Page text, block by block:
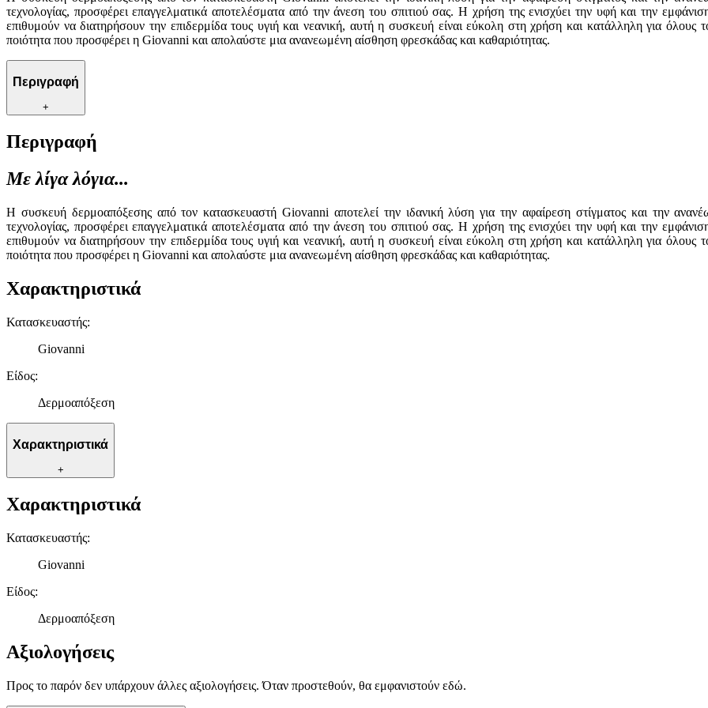
τεχνολογίας, προσφέρει επαγγελματικά αποτελέσματα από την άνεση του σπιτιού σας. Η χρήση της ενισχύει την υφή και την
επιθυμούν να διατηρήσουν την επιδερμίδα τους υγιή και νεανική, αυτή η συσκευή είναι εύκολη στη χρήση και κατάλληλη για όλους
ποιότητα που προσφέρει η Giovanni και απολαύστε μια ανανεωμένη αίσθηση φρεσκάδας και καθαριότητας.
Περιγραφή
+
Περιγραφή
Με λίγα λόγια...
Η συσκευή δερμοαπόξεσης από τον κατασκευαστή Giovanni αποτελεί την ιδανική λύση για την αφαίρεση στίγματος και την
τεχνολογίας, προσφέρει επαγγελματικά αποτελέσματα από την άνεση του σπιτιού σας. Η χρήση της ενισχύει την υφή και την
επιθυμούν να διατηρήσουν την επιδερμίδα τους υγιή και νεανική, αυτή η συσκευή είναι εύκολη στη χρήση και κατάλληλη για όλους
ποιότητα που προσφέρει η Giovanni και απολαύστε μια ανανεωμένη αίσθηση φρεσκάδας και καθαριότητας.
Χαρακτηριστικά
Κατασκευαστής:
Giovanni
Είδος:
Δερμοαπόξεση
Χαρακτηριστικά
+
Χαρακτηριστικά
Κατασκευαστής:
Giovanni
Είδος:
Δερμοαπόξεση
Αξιολογήσεις
Προς το παρόν δεν υπάρχουν άλλες αξιολογήσεις. Όταν προστεθούν, θα εμφανιστούν εδώ.